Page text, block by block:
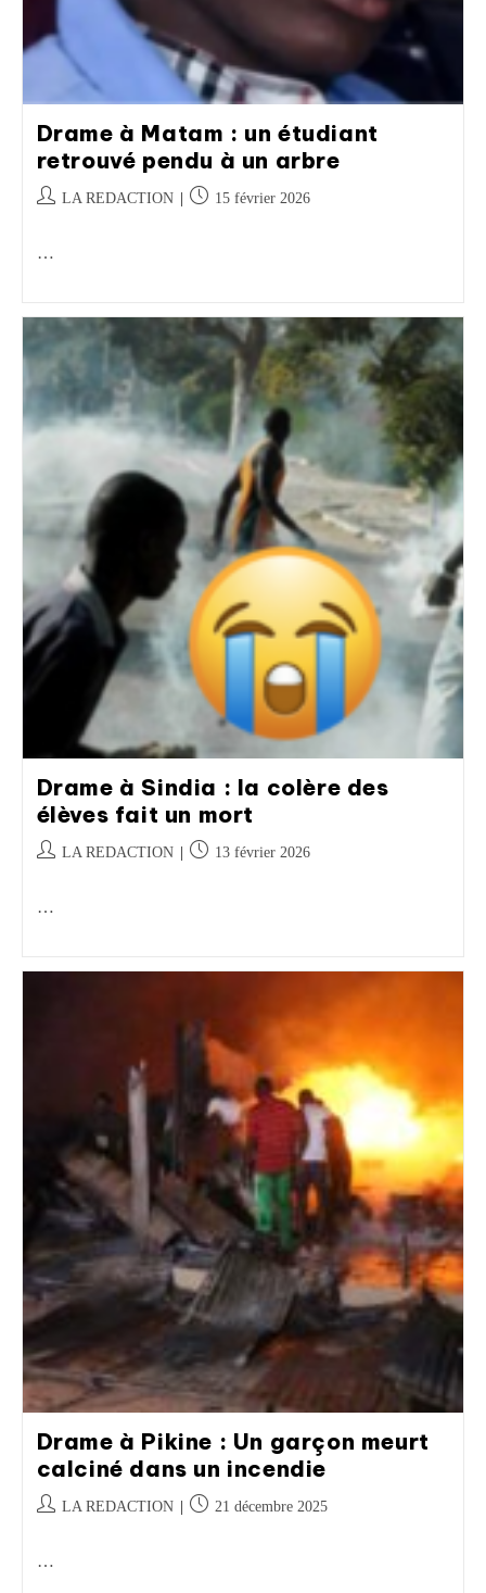
Drame à Matam : un étudiant
retrouvé pendu à un arbre
LA REDACTION 15 février 2026
…
Drame à Sindia : la colère des
élèves fait un mort
LA REDACTION 13 février 2026
…
Drame à Pikine : Un garçon meurt
calciné dans un incendie
LA REDACTION 21 décembre 2025
…